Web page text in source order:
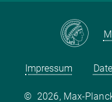
Impressum
© 2026, Max-